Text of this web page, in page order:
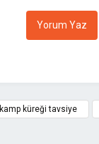
Yorum Yaz
kamp küreği tavsiye